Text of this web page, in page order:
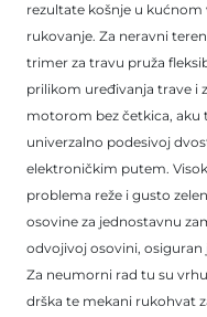
rezultate košnje u
rukovanje. Za neravni
trimer za travu pruža
prilikom uređivanja trave i
motorom bez četkica, aku
univerzalno podesivoj
elektroničkim putem.
problema reže i gusto
osovine za jednostavnu
odvojivoj osovini, osiguran
Za neumorni rad tu su
drška te mekani rukohvat